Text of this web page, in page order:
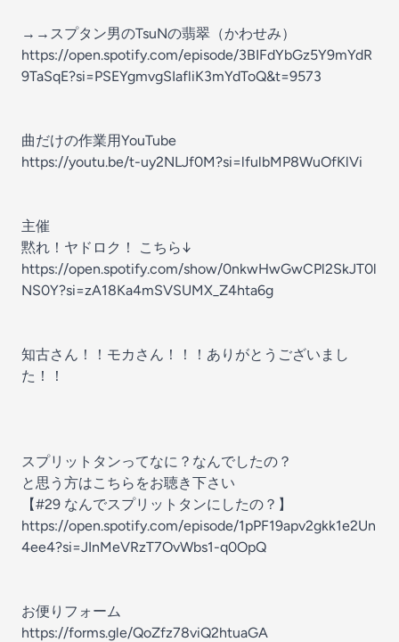
→→スプタン男のTsuNの翡翠（かわせみ）
https://open.spotify.com/episode/3BIFdYbGz5Y9mYdR
9TaSqE?si=PSEYgmvgSIafliK3mYdToQ&t=9573
曲だけの作業用YouTube
https://youtu.be/t-uy2NLJf0M?si=lfulbMP8WuOfKlVi
主催
黙れ！ヤドロク！ こちら↓
https://open.spotify.com/show/0nkwHwGwCPl2SkJT0l
NS0Y?si=zA18Ka4mSVSUMX_Z4hta6g
知古さん！！モカさん！！！ありがとうございまし
た！！
スプリットタンってなに？なんでしたの？
と思う方はこちらをお聴き下さい
【#29 なんでスプリットタンにしたの？】
https://open.spotify.com/episode/1pPF19apv2gkk1e2Un
4ee4?si=JInMeVRzT7OvWbs1-q0OpQ
お便りフォーム
https://forms.gle/QoZfz78viQ2htuaGA